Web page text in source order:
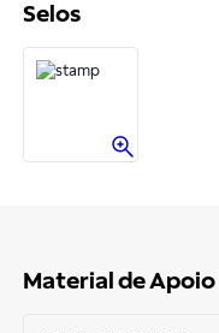
Selos
Material de Apoio